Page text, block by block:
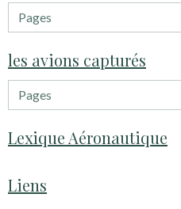
les avions capturés
Lexique Aéronautique
Liens